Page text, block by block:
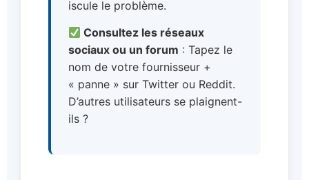
iscule le problème.
Consultez les réseaux
sociaux ou un forum : Tapez le
nom de votre fournisseur +
« panne » sur Twitter ou Reddit.
D’autres utilisateurs se plaignent-
ils ?